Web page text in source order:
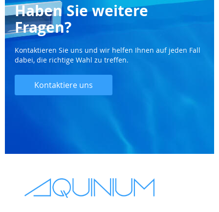
Haben Sie weitere
Fragen?
Kontaktieren Sie uns und wir helfen Ihnen auf jeden Fall
dabei, die richtige Wahl zu treffen.
Kontaktiere uns